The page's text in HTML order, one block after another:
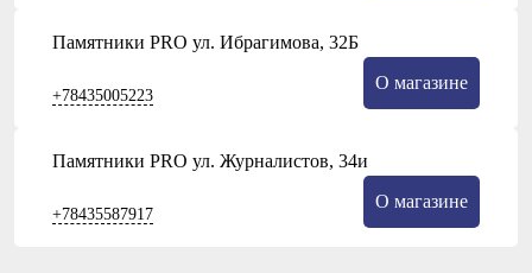
Памятники PRO ул. Ибрагимова, 32Б
+78435005223
О магазине
Памятники PRO ул. Журналистов, 34и
+78435587917
О магазине